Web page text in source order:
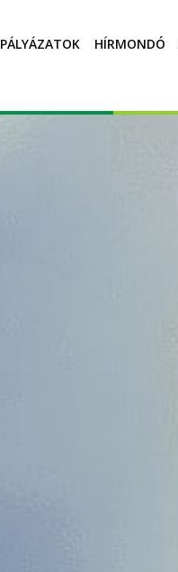
PÁLYÁZATOK HÍRMONDÓ